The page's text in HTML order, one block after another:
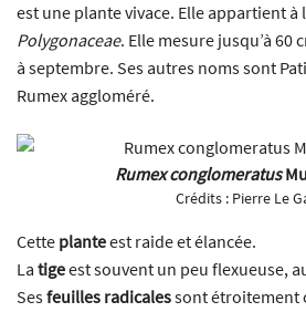
est une plante vivace. Elle appartient à
Polygonaceae. Elle mesure jusqu’à
à septembre. Ses autres noms sont
Rumex aggloméré.
Rumex conglomeratus
Crédits : Pierre Le
Cette planteest raide et élancée.
La tigeest souvent un peu flexueuse,
Sesfeuilles radicalessont étroitement